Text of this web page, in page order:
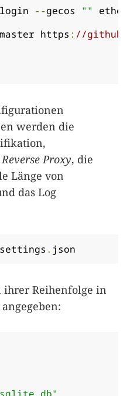
login --gecos ""
https : //
werden die
Reverse Proxy, die
Länge von
das Log
settings . json
Reihenfolge in